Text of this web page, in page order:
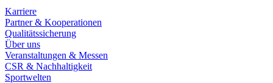
Karriere
Partner & Kooperationen
Qualitätssicherung
Über uns
Veranstaltungen & Messen
CSR & Nachhaltigkeit
Sportwelten